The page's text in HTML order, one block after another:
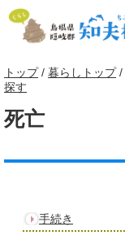
このページの本文へ
現
在
位
置：
トップ/ 暮らしトップ/
探す
死亡
手続き